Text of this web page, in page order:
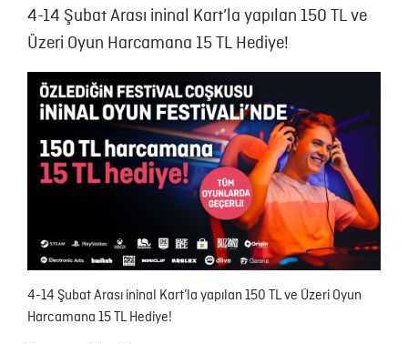
4-14 Şubat Arası ininal Kart’la yapılan 150 TL ve
Üzeri Oyun Harcamana 15 TL Hediye!
4-14 Şubat Arası ininal Kart’la yapılan 150 TL ve Üzeri Oyun
Harcamana 15 TL Hediye!